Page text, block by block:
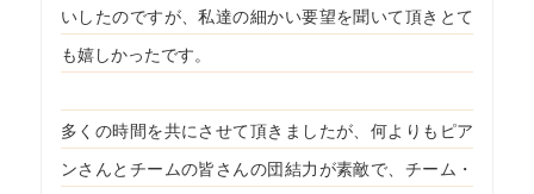
いしたのですが、私達の細かい要望を聞いて頂きとて
も嬉しかったです。
多くの時間を共にさせて頂きましたが、何よりもピア
ンさんとチームの皆さんの団結力が素敵で、チーム・